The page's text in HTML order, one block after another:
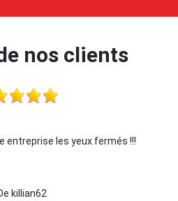
nos clients
Je recommande !!